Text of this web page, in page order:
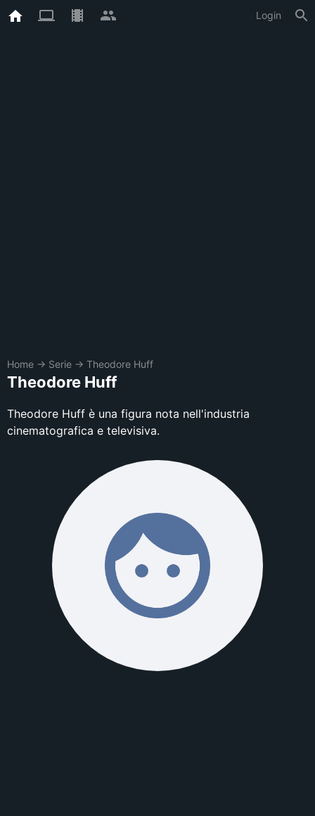
Login
Home → Serie → Theodore Huff
Theodore Huff
Theodore Huff è una figura nota nell'industria
cinematografica e televisiva.